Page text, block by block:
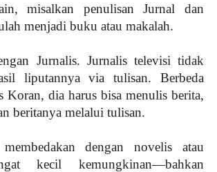
misalkan penulisan Jurnal dan
menjadi buku atau makalah.
Jurnalis. Jurnalis televisi tidak
liputannya via tulisan. Berbeda
Koran, dia harus bisa menulis berita,
beritanya melalui tulisan.
dengan novelis atau
kecil kemungkinan—bahkan